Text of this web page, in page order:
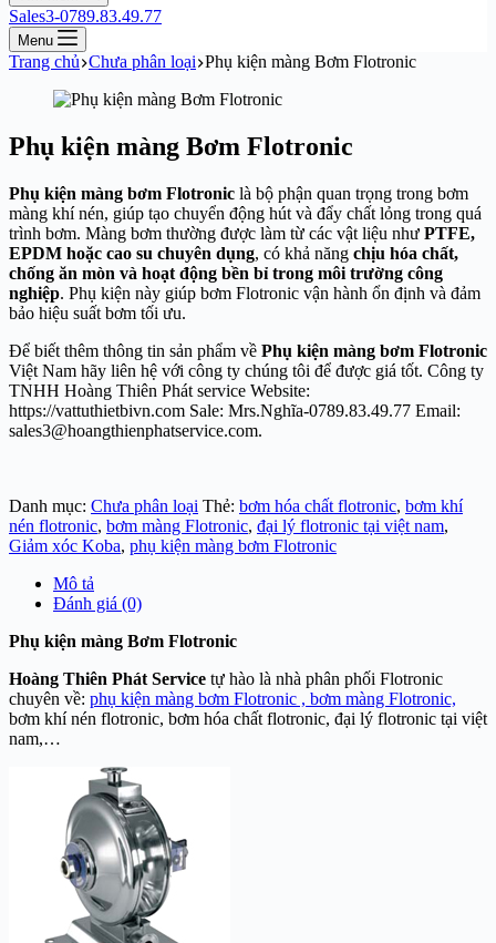
Sales3-0789.83.49.77
Menu
Trang chủ Chưa phân loại Phụ kiện màng Bơm Flotronic
Phụ kiện màng Bơm Flotronic
Phụ kiện màng bơm Flotronic là bộ phận quan trọng trong bơm
màng khí nén, giúp tạo chuyển động hút và đẩy chất lỏng trong quá
trình bơm. Màng bơm thường được làm từ các vật liệu như PTFE,
EPDM hoặc cao su chuyên dụng, có khả năng chịu hóa chất,
chống ăn mòn và hoạt động bền bỉ trong môi trường công
nghiệp. Phụ kiện này giúp bơm Flotronic vận hành ổn định và đảm
bảo hiệu suất bơm tối ưu.
Để biết thêm thông tin sản phẩm về Phụ kiện màng bơm Flotronic
Việt Nam hãy liên hệ với công ty chúng tôi để được giá tốt. Công ty
TNHH Hoàng Thiên Phát service Website:
https://vattuthietbivn.com Sale: Mrs.Nghĩa-0789.83.49.77 Email:
sales3@hoangthienphatservice.com.
Danh mục: Chưa phân loại Thẻ: bơm hóa chất flotronic, bơm khí
nén flotronic, bơm màng Flotronic, đại lý flotronic tại việt nam,
Giảm xóc Koba, phụ kiện màng bơm Flotronic
Mô tả
Đánh giá (0)
Phụ kiện màng Bơm Flotronic
Hoàng Thiên Phát Service tự hào là nhà phân phối Flotronic
chuyên về: phụ kiện màng bơm Flotronic , bơm màng Flotronic,
bơm khí nén flotronic, bơm hóa chất flotronic, đại lý flotronic tại việt
nam,…